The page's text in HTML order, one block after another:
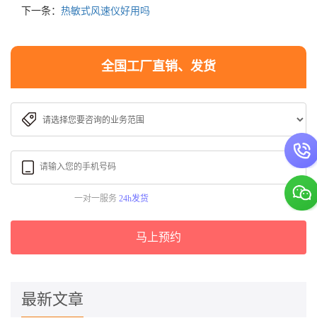
下一条： 热敏式风速仪好用吗
全国工厂直销、发货
一对一服务 24h发货
马上预约
最新文章